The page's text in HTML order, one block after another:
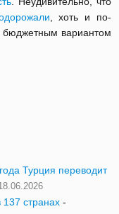
, хоть и по-
бюджетным вариантом
Турция переводит
137 странах -